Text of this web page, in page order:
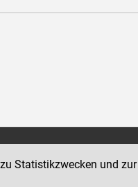
Impressum
Statistikzwecken und